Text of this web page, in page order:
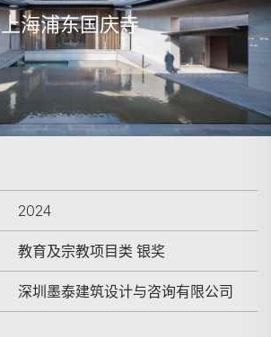
上海浦东国庆寺
2024
教育及宗教项目类 银奖
深圳墨泰建筑设计与咨询有限公司